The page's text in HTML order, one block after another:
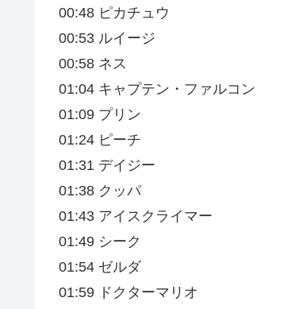
00:48 ピカチュウ
00:53 ルイージ
00:58 ネス
01:04 キャプテン・ファルコン
01:09 プリン
01:24 ピーチ
01:31 デイジー
01:38 クッパ
01:43 アイスクライマー
01:49 シーク
01:54 ゼルダ
01:59 ドクターマリオ